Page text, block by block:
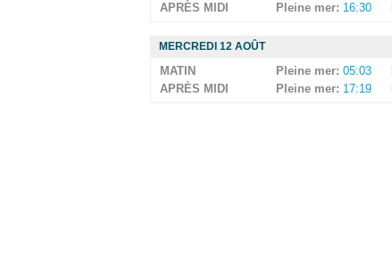
APRÈS MIDI
Pleine mer: 16:30
MERCREDI 12 AOÛT
MATIN Pleine mer: 05:03
APRÈS MIDI
Pleine mer: 17:19